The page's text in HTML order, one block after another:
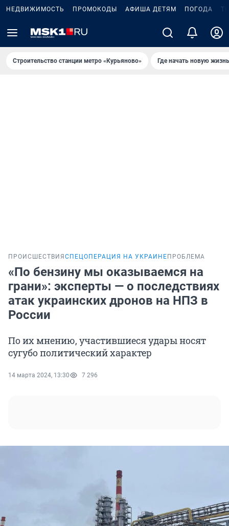
НЕДВИЖИМОСТЬ ПРОМОКОДЫ АФИША ДЕТЯМ ПОГОДА
Строительство станции метро «Курьяново» Где начать новую
ПРОИСШЕСТВИЯ СПЕЦОПЕРАЦИЯ НА УКРАИНЕ ПРОБЛЕМА
«По бензину мы оказываемся на
грани»: эксперты — о последствиях
атак украинских дронов на НПЗ в
России
По их мнению, участившиеся удары носят
сугубо политический характер
14 марта 2024, 13:30 7 296